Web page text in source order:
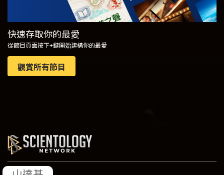
快速存取你的最愛
從節目頁面按下+鍵開始建構你的最愛
觀賞所有節目